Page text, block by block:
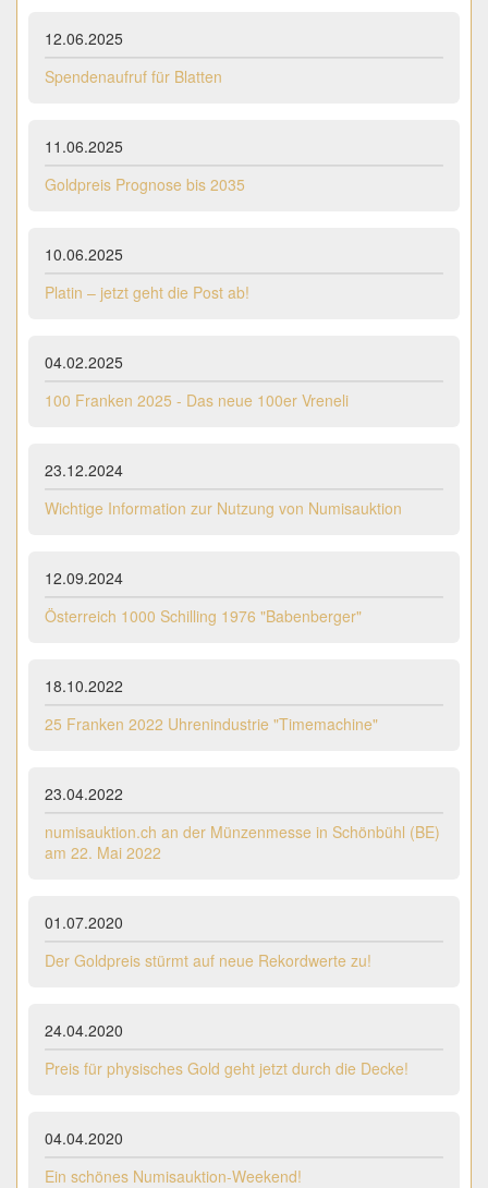
12.06.2025
Spendenaufruf für Blatten
11.06.2025
Goldpreis Prognose bis 2035
10.06.2025
Platin – jetzt geht die Post ab!
04.02.2025
100 Franken 2025 - Das neue 100er Vreneli
23.12.2024
Wichtige Information zur Nutzung von Numisauktion
12.09.2024
Österreich 1000 Schilling 1976 "Babenberger"
18.10.2022
25 Franken 2022 Uhrenindustrie "Timemachine"
23.04.2022
numisauktion.ch an der Münzenmesse in Schönbühl (BE)
am 22. Mai 2022
01.07.2020
Der Goldpreis stürmt auf neue Rekordwerte zu!
24.04.2020
Preis für physisches Gold geht jetzt durch die Decke!
04.04.2020
Ein schönes Numisauktion-Weekend!